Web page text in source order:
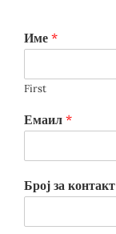
Име *
First
Емаил *
Број за контакт